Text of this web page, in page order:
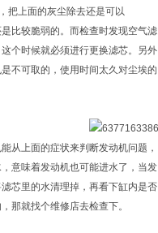
把上面的灰尘除去还是可以
比较脆弱的。而检查时发现空气滤
个时候就必须进行更换滤芯。另外
不可取的，使用时间太久对尘埃的
从上面的症状来判断发动机问题，
意味着发动机也可能进水了，当发
芯里的水清理掉，再看下缸内是否
那就找个维修店去检查下。